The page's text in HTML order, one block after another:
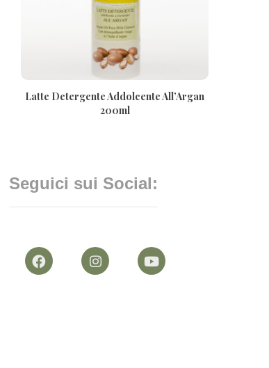
Latte Detergente Addolcente All’Argan
200ml
Seguici sui Social: